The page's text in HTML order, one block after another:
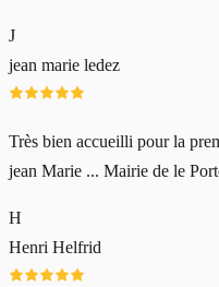
J
jean marie ledez
Très bien accueilli pour la
jean Marie ... Mairie de le
H
Henri Helfrid